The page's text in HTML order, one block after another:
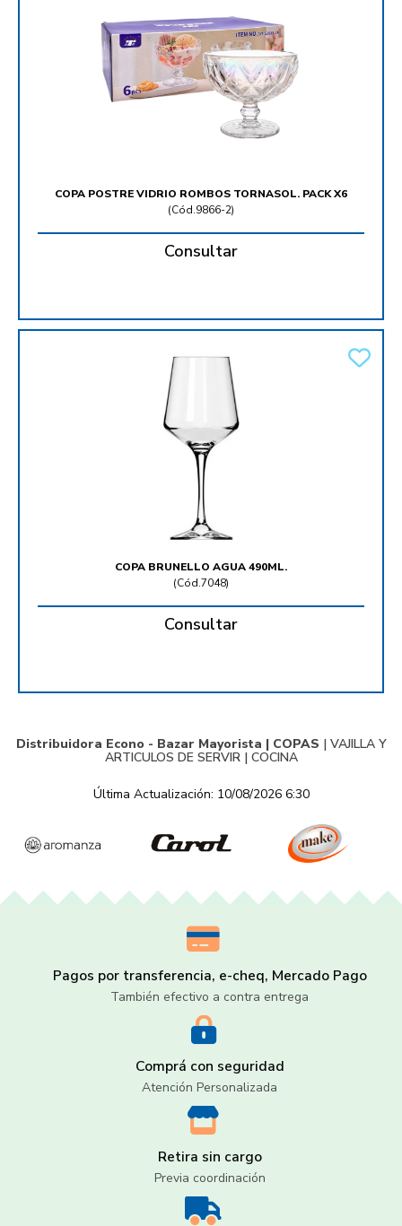
COPA POSTRE VIDRIO ROMBOS TORNASOL. PACK X6
(Cód.9866-2)
Consultar
COPA BRUNELLO AGUA 490ML.
(Cód.7048)
Consultar
Distribuidora Econo - Bazar Mayorista | COPAS | VAJILLA Y
ARTICULOS DE SERVIR| COCINA
Última Actualización: 10/08/2026 6:30
Pagos por transferencia, e-cheq, Mercado Pago
También efectivo a contra entrega
Comprá con seguridad
Atención Personalizada
Retira sin cargo
Previa coordinación